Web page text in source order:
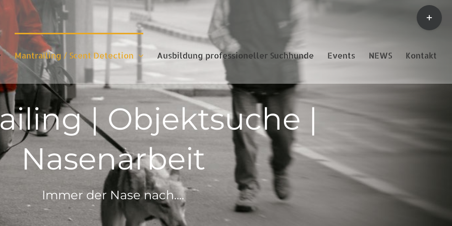
Mantrailing / Scent Detection Ausbildung professioneller Suchhunde Events NEWS Kontakt
| Objektsuche |
Nasenarbeit
Immer der Nase nach....
Toggle
Sliding
Bar